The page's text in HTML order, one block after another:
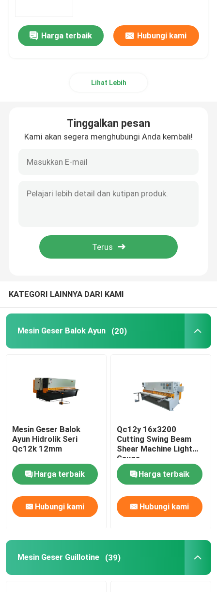
Mesin Geser Guillotine
Mesin Pukulan Dan Geser
Mesin Bending Lembaran Logam
Penghentian pers sinkron PE-CNC
Harga terbaik Hubungi kami
Lihat Lebih
Tinggalkan pesan
Kami akan segera menghubungi Anda kembali!
KATEGORI LAINNYA DARI KAMI
Mesin Geser Balok Ayun (20)
Mesin Geser Balok
Ayun Hidrolik Seri
Qc12k 12mm
Harga terbaik
Hubungi kami
Qc12y 16x3200
Cutting Swing Beam
Shear Machine Light
Gauge
Harga terbaik
Hubungi kami
Mesin Geser Guillotine (39)